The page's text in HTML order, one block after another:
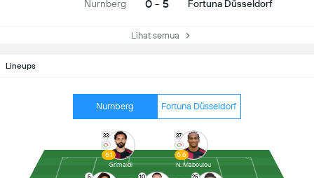
Lineups
Nurnberg Fortuna Düsseldorf
33
6.1
Grimaldi
37
6.6
N. Maboulou
Nurnberg 0 - 5 Fortuna Düsseldorf
Lihat semua